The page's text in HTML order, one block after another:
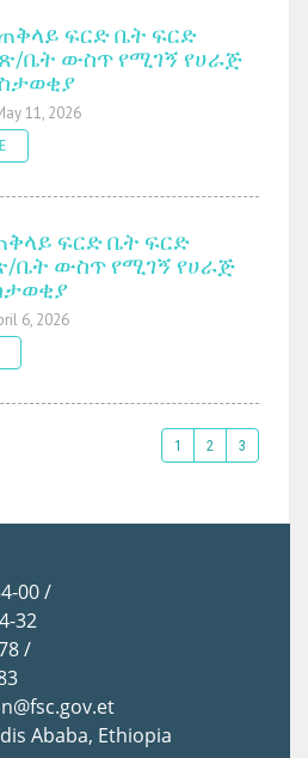
ፍርድ ቤት ፍርድ
ቤት ውስጥ የሚገኝ የሀራጅ
11, 2026
ፍርድ ቤት ፍርድ
ቤት ውስጥ የሚገኝ የሀራጅ
6, 2026
1 2 3
00 /
32
/
Ababa, Ethiopia